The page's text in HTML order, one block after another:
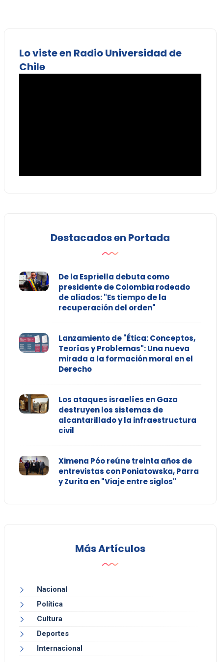
Lo viste en Radio Universidad de
Chile
Destacados en Portada
De la Espriella debuta como
presidente de Colombia rodeado
de aliados: "Es tiempo de la
recuperación del orden"
Lanzamiento de "Ética: Conceptos,
Teorías y Problemas": Una nueva
mirada a la formación moral en el
Derecho
Los ataques israelíes en Gaza
destruyen los sistemas de
alcantarillado y la infraestructura
civil
Ximena Póo reúne treinta años de
entrevistas con Poniatowska, Parra
y Zurita en "Viaje entre siglos"
Más Artículos
Nacional
Política
Cultura
Deportes
Internacional